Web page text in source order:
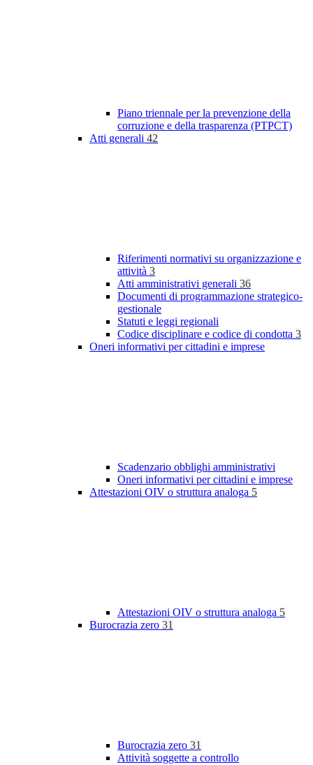
Piano triennale per la prevenzione della
corruzione e della trasparenza (PTPCT)
Atti generali 42
Riferimenti normativi su organizzazione e
attività 3
Atti amministrativi generali 36
Documenti di programmazione strategico-
gestionale
Statuti e leggi regionali
Codice disciplinare e codice di condotta 3
Oneri informativi per cittadini e imprese
Scadenzario obblighi amministrativi
Oneri informativi per cittadini e imprese
Attestazioni OIV o struttura analoga 5
Attestazioni OIV o struttura analoga 5
Burocrazia zero 31
Burocrazia zero 31
Attività soggette a controllo